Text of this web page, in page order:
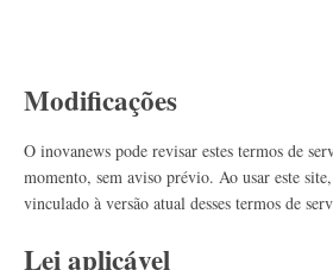
Modificações
O inovanews pode revisar estes termos de
momento, sem aviso prévio. Ao usar este
vinculado à versão atual desses termos de
Lei aplicável